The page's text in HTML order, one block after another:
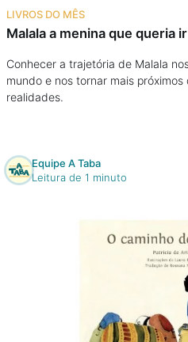
LIVROS DO MÊS
Malala a menina que queria
Conhecer a trajetória de Malala
mundo e nos tornar mais
realidades.
Equipe A Taba
Leitura de 1 minuto